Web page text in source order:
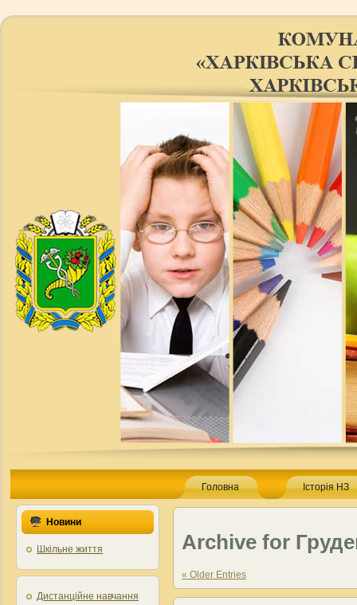
Головна Історія НЗ
Новини
Шкільне життя
Дистанційне навчання
Archive for
« Older Entries